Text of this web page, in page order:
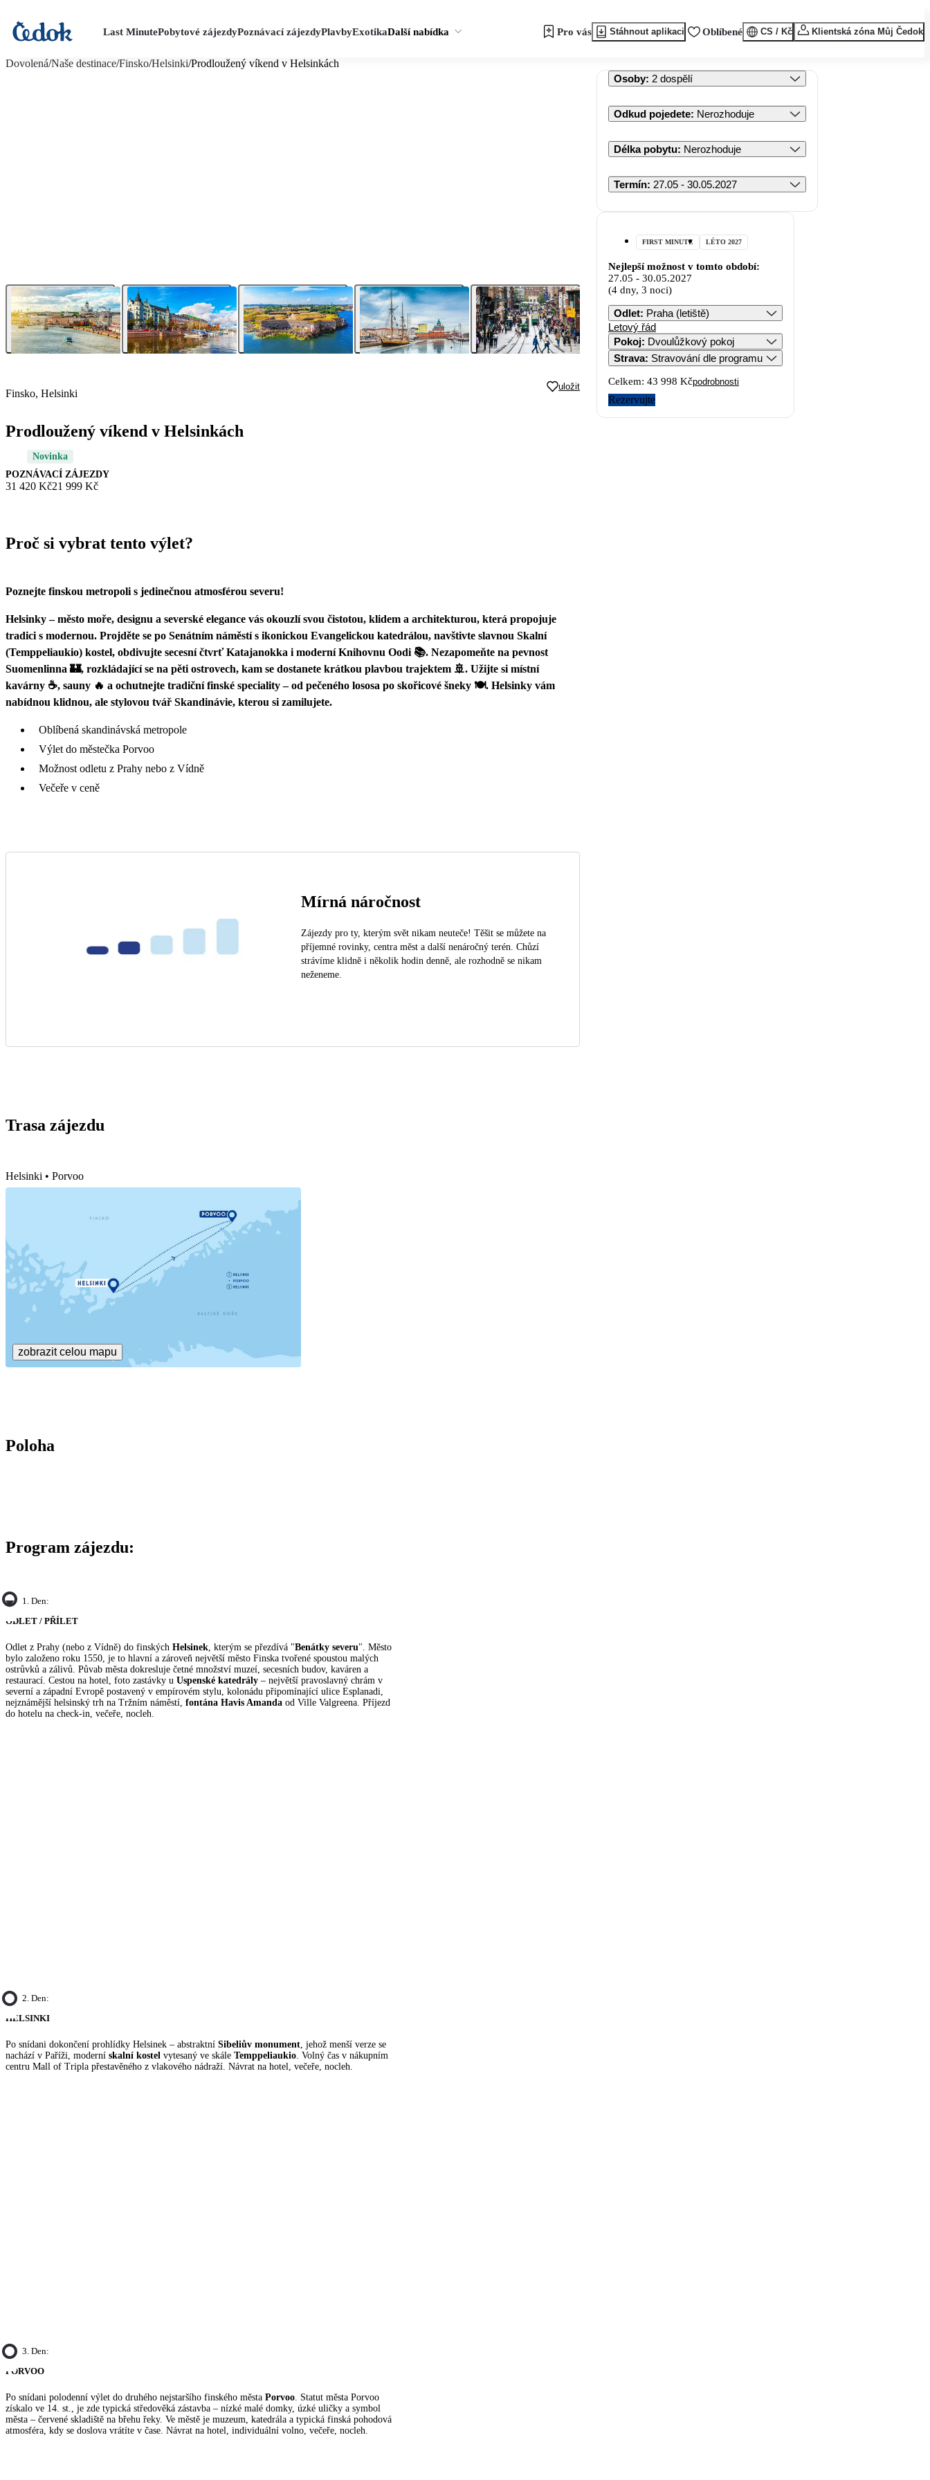
Last MinutePobytové zájezdyPoznávací zájezdyPlavbyExotikaDalší nabídka Pro vás Stáhnout aplikaci Oblíbené CS / Kč Klientská zóna Můj Čedok
Dovolená/Naše destinace/Finsko/Helsinki/Prodloužený víkend v Helsinkách
Finsko, Helsinki
uložit
Prodloužený víkend v Helsinkách
Novinka
POZNÁVACÍ ZÁJEZDY
31 420 Kč21 999 Kč
Proč si vybrat tento výlet?
Poznejte finskou metropoli s jedinečnou atmosférou severu!
Helsinky – město moře, designu a severské elegance vás okouzlí svou čistotou, klidem a architekturou, která propojuje
tradici s modernou. Projděte se po Senátním náměstí s ikonickou Evangelickou katedrálou, navštivte slavnou Skalní
(Temppeliaukio) kostel, obdivujte secesní čtvrť Katajanokka i moderní Knihovnu Oodi 📚. Nezapomeňte na pevnost
Suomenlinna 🏰, rozkládající se na pěti ostrovech, kam se dostanete krátkou plavbou trajektem 🚢. Užijte si místní
kavárny ☕, sauny 🔥 a ochutnejte tradiční finské speciality – od pečeného lososa po skořicové šneky 🍽️. Helsinky vám
nabídnou klidnou, ale stylovou tvář Skandinávie, kterou si zamilujete.
Oblíbená skandinávská metropole
Výlet do městečka Porvoo
Možnost odletu z Prahy nebo z Vídně
Večeře v ceně
Mírná náročnost
Zájezdy pro ty, kterým svět nikam neuteče! Těšit se můžete na
příjemné rovinky, centra měst a další nenáročný terén. Chůzí
strávíme klidně i několik hodin denně, ale rozhodně se nikam
neženeme.
Trasa zájezdu
Helsinki • Porvoo
zobrazit celou mapu
Poloha
Program zájezdu:
1. Den:
ODLET / PŘÍLET
Odlet z Prahy (nebo z Vídně) do finských Helsinek, kterým se přezdívá "Benátky severu". Město
bylo založeno roku 1550, je to hlavní a zároveň největší město Finska tvořené spoustou malých
ostrůvků a zálivů. Půvab města dokresluje četné množství muzeí, secesních budov, kaváren a
restaurací. Cestou na hotel, foto zastávky u Uspenské katedrály – největší pravoslavný chrám v
severní a západní Evropě postavený v empírovém stylu, kolonádu připomínající ulice Esplanadi,
nejznámější helsinský trh na Tržním náměstí, fontána Havis Amanda od Ville Valgreena. Příjezd
do hotelu na check-in, večeře, nocleh.
2. Den:
HELSINKI
Po snídani dokončení prohlídky Helsinek – abstraktní Sibeliův monument, jehož menší verze se
nachází v Paříži, moderní skalní kostel vytesaný ve skále Temppeliaukio. Volný čas v nákupním
centru Mall of Tripla přestavěného z vlakového nádraží. Návrat na hotel, večeře, nocleh.
3. Den:
PORVOO
Po snídani polodenní výlet do druhého nejstaršího finského města Porvoo. Statut města Porvoo
získalo ve 14. st., je zde typická středověká zástavba – nízké malé domky, úzké uličky a symbol
města – červené skladiště na břehu řeky. Ve městě je muzeum, katedrála a typická finská pohodová
atmosféra, kdy se doslova vrátíte v čase. Návrat na hotel, individuální volno, večeře, nocleh.
Osoby: 2 dospělí
Odkud pojedete: Nerozhoduje
Délka pobytu: Nerozhoduje
Termín: 27.05 - 30.05.2027
FIRST MINUTE LÉTO 2027
Nejlepší možnost v tomto období:
27.05 - 30.05.2027
(4 dny, 3 noci)
Odlet: Praha (letiště)
Letový řád
Pokoj: Dvoulůžkový pokoj
Strava: Stravování dle programu
Celkem: 43 998 Kčpodrobnosti
Rezervujte